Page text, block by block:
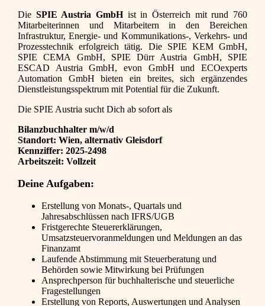
Die SPIE Austria GmbH ist in Österreich mit rund 760
Mitarbeiterinnen und Mitarbeitern in den Bereichen
Infrastruktur, Energie- und Kommunikations-, Verkehrs- und
Prozesstechnik erfolgreich tätig. Die SPIE KEM GmbH,
SPIE CEMA GmbH, SPIE Dürr Austria GmbH, SPIE
ESCAD Austria GmbH, evon GmbH und ECOexperts
Automation GmbH bieten ein breites, sich ergänzendes
Dienstleistungsspektrum mit Potential für die Zukunft.
Die SPIE Austria sucht Dich ab sofort als
Bilanzbuchhalter m/w/d
Standort: Wien, alternativ Gleisdorf
Kennziffer: 2025-2498
Arbeitszeit: Vollzeit
Deine Aufgaben:
Erstellung von Monats-, Quartals und
Jahresabschlüssen nach IFRS/UGB
Fristgerechte Steuererklärungen,
Umsatzsteuervoranmeldungen und Meldungen an das
Finanzamt
Laufende Abstimmung mit Steuerberatung und
Behörden sowie Mitwirkung bei Prüfungen
Ansprechperson für buchhalterische und steuerliche
Fragestellungen
Erstellung von Reports, Auswertungen und Analysen